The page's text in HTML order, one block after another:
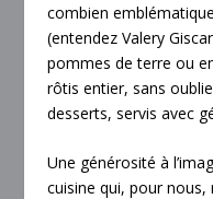
combien
(entendez Valery
pommes de terre ou
rôtis entier, sans
desserts, servis avec
Une générosité à
cuisine qui, pour nous,